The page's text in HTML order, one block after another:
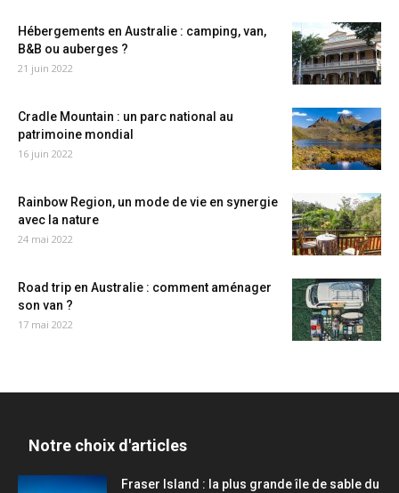
Hébergements en Australie : camping, van,
B&B ou auberges ?
21 juin 2022
Cradle Mountain : un parc national au
patrimoine mondial
16 juin 2022
Rainbow Region, un mode de vie en synergie
avec la nature
24 mai 2022
Road trip en Australie : comment aménager
son van ?
17 mai 2022
Notre choix d'articles
Fraser Island : la plus grande île de sable du